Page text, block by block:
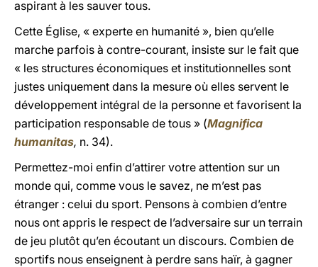
aspirant à les sauver tous.
Cette Église, « experte en humanité », bien qu’elle
marche parfois à contre-courant, insiste sur le fait que
« les structures économiques et institutionnelles sont
justes uniquement dans la mesure où elles servent le
développement intégral de la personne et favorisent la
participation responsable de tous » (Magnifica
humanitas, n. 34).
Permettez-moi enfin d’attirer votre attention sur un
monde qui, comme vous le savez, ne m’est pas
étranger : celui du sport. Pensons à combien d’entre
nous ont appris le respect de l’adversaire sur un terrain
de jeu plutôt qu’en écoutant un discours. Combien de
sportifs nous enseignent à perdre sans haïr, à gagner